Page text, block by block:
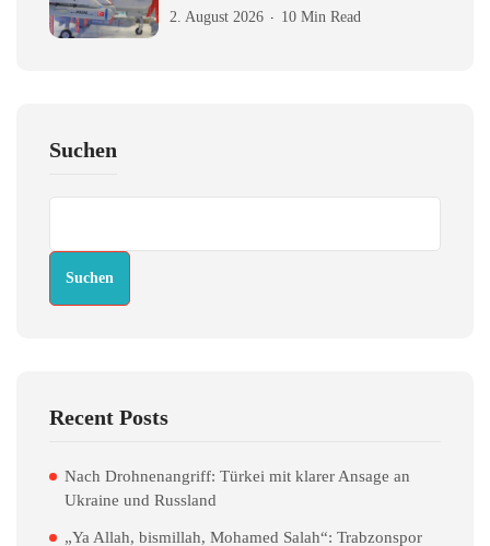
2. August 2026 10 Min Read
Suchen
Suchen
Recent Posts
Nach Drohnenangriff: Türkei mit klarer Ansage an
Ukraine und Russland
„Ya Allah, bismillah, Mohamed Salah“: Trabzonspor